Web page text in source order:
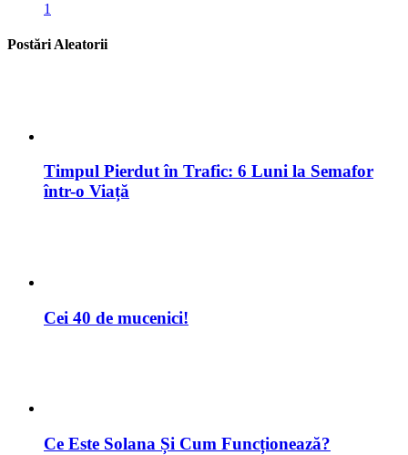
1
Postări Aleatorii
Timpul Pierdut în Trafic: 6 Luni la Semafor
într-o Viață
Cei 40 de mucenici!
Ce Este Solana Și Cum Funcționează?